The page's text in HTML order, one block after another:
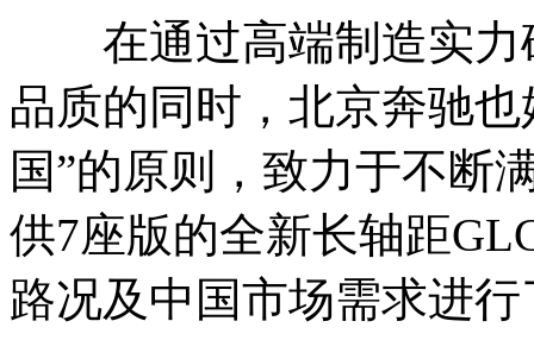
在通过高端制造实力
品质的同时，北京奔驰
国”的原则，致力于不断
供7座版的全新长轴距
路况及中国市场需求进